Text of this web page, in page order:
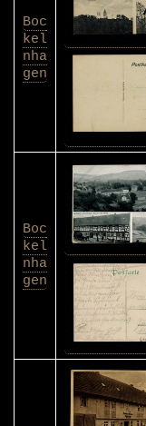
Boc
kel
nha
gen
Boc
kel
nha
gen